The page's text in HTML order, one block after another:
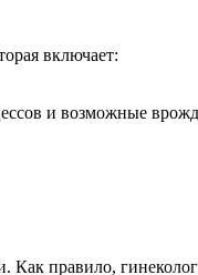
включает:
и возможные
правило,